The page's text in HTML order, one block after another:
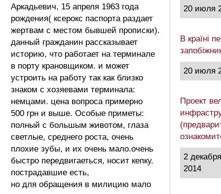
Аркадьевич, 15 апреля 1963 года
рождения( ксерокс паспорта раздает
жертвам с местом бывшей прописки).
данный гражданин рассказывает
историю, что работает на терминале
в порту крановщиком. и может
устроить на работу так как близко
знаком с хозяевами терминала:
немцами. цена вопроса примерно
500 грн и выше. Особые приметы:
полный с большым животом, глаза
светлые, среднего роста, очень
плохие зубы, и их очень мало.очень
быстро передвигаеться, носит кепку.
пострадавшие есть,
но для обращения в милицию мало
20 июля
В країні
20 июля
Проект
2 декабря
2014